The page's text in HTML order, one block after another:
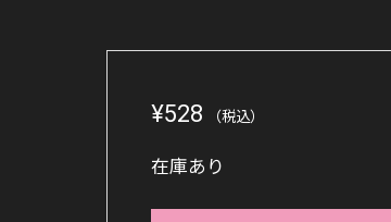
¥528 （税込）
在庫あり